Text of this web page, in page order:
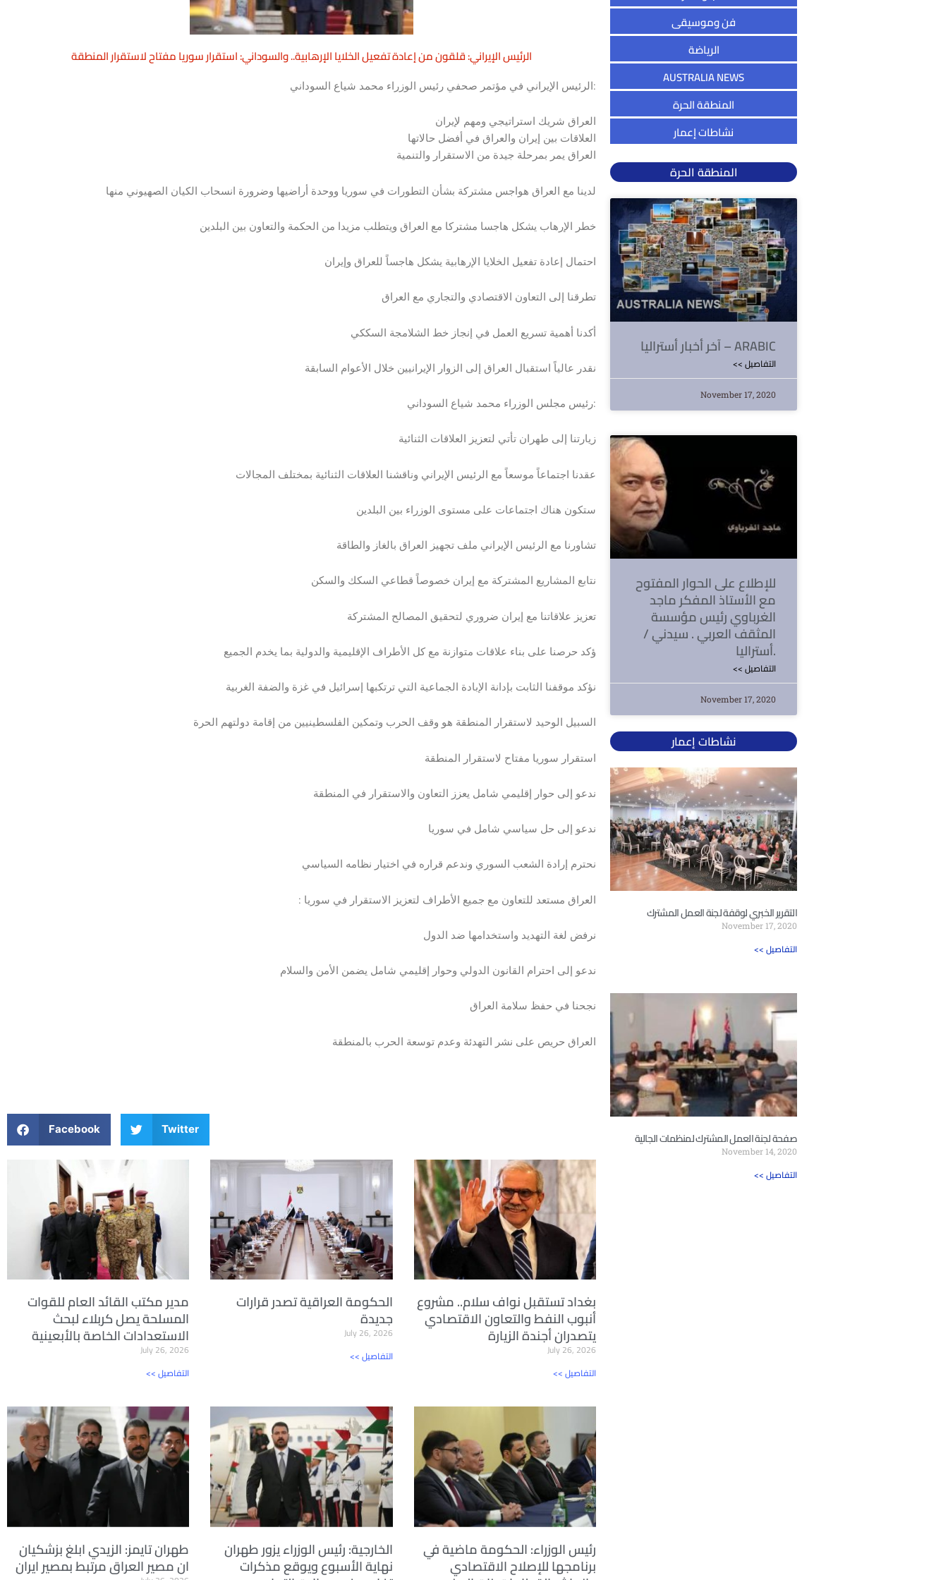
الرئيس الإيراني: قلقون من إعادة تفعيل الخلايا الإرهابية.. والسوداني: استقرار سوريا مفتاح لاستقرار المنطقة
الرئيس الإيراني في مؤتمر صحفي رئيس الوزراء محمد شياع السوداني:
العراق شريك استراتيجي ومهم لإيران
العلاقات بين إيران والعراق في أفضل حالاتها
العراق يمر بمرحلة جيدة من الاستقرار والتنمية
لدينا مع العراق هواجس مشتركة بشأن التطورات في سوريا ووحدة أراضيها وضرورة انسحاب الكيان الصهيوني منها
خطر الإرهاب يشكل هاجسا مشتركا مع العراق ويتطلب مزيدا من الحكمة والتعاون بين البلدين
احتمال إعادة تفعيل الخلايا الإرهابية يشكل هاجساً للعراق وإيران
تطرقنا إلى التعاون الاقتصادي والتجاري مع العراق
أكدنا أهمية تسريع العمل في إنجاز خط الشلامجة السككي
نقدر عالياً استقبال العراق إلى الزوار الإيرانيين خلال الأعوام السابقة
رئيس مجلس الوزراء محمد شياع السوداني:
زيارتنا إلى طهران تأتي لتعزيز العلاقات الثنائية
عقدنا اجتماعاً موسعاً مع الرئيس الإيراني وناقشنا العلاقات الثنائية بمختلف المجالات
ستكون هناك اجتماعات على مستوى الوزراء بين البلدين
تشاورنا مع الرئيس الإيراني ملف تجهيز العراق بالغاز والطاقة
نتابع المشاريع المشتركة مع إيران خصوصاً قطاعي السكك والسكن
تعزيز علاقاتنا مع إيران ضروري لتحقيق المصالح المشتركة
ؤكد حرصنا على بناء علاقات متوازنة مع كل الأطراف الإقليمية والدولية بما يخدم الجميع
نؤكد موقفنا الثابت بإدانة الإبادة الجماعية التي ترتكبها إسرائيل في غزة والضفة الغربية
السبيل الوحيد لاستقرار المنطقة هو وقف الحرب وتمكين الفلسطينيين من إقامة دولتهم الحرة
استقرار سوريا مفتاح لاستقرار المنطقة
ندعو إلى حوار إقليمي شامل يعزز التعاون والاستقرار في المنطقة
ندعو إلى حل سياسي شامل في سوريا
نحترم إرادة الشعب السوري وندعم قراره في اختيار نظامه السياسي
: العراق مستعد للتعاون مع جميع الأطراف لتعزيز الاستقرار في سوريا
نرفض لغة التهديد واستخدامها ضد الدول
ندعو إلى احترام القانون الدولي وحوار إقليمي شامل يضمن الأمن والسلام
نجحنا في حفظ سلامة العراق
العراق حريص على نشر التهدئة وعدم توسعة الحرب بالمنطقة
Facebook Twitter
مدير مكتب القائد العام للقوات
المسلحة يصل كربلاء لبحث
الاستعدادات الخاصة بالأبعينية
July 26, 2026
<< التفاصيل
الحكومة العراقية تصدر قرارات
جديدة
July 26, 2026
<< التفاصيل
بغداد تستقبل نواف سلام.. مشروع
أنبوب النفط والتعاون الاقتصادي
يتصدران أجندة الزيارة
July 26, 2026
<< التفاصيل
طهران تايمز: الزيدي ابلغ بزشكيان
ان مصير العراق مرتبط بمصير ايران
الخارجية: رئيس الوزراء يزور طهران
نهاية الأسبوع ويوقع مذكرات
رئيس الوزراء: الحكومة ماضية في
برنامجها للإصلاح الاقتصادي
فن وموسيقى
الرياضة
AUSTRALIA NEWS
المنطقة الحرة
نشاطات إعمار
المنطقة الحرة
آخر أخبار أستراليا – ARABIC
<< التفاصيل
November 17, 2020
للإطلاع على الحوار المفتوح
مع الأستاذ المفكر ماجد
الغرباوي رئيس مؤسسة
المثقف العربي . سيدني /
أستراليا.
<< التفاصيل
November 17, 2020
نشاطات إعمار
التقرير الخبري لوقفة لجنة العمل المشترك
November 17, 2020
<< التفاصيل
صفحة لجنة العمل المشترك لمنظمات الجالية
November 14, 2020
<< التفاصيل